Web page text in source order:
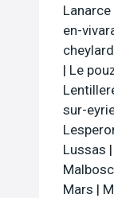
Lanarce
en-
cheylard
| Le
sur-
Lussas |
Malbosc
Mars |